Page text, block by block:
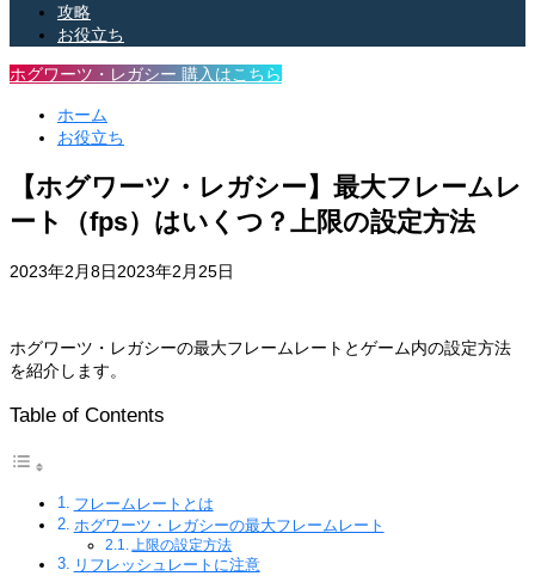
攻略
お役立ち
ホグワーツ・レガシー 購入はこちら
ホーム
お役立ち
【ホグワーツ・レガシー】最大フレームレ
ート（fps）はいくつ？上限の設定方法
2023年2月8日2023年2月25日
ホグワーツ・レガシーの最大フレームレートとゲーム内の設定方法
を紹介します。
Table of Contents
フレームレートとは
ホグワーツ・レガシーの最大フレームレート
上限の設定方法
リフレッシュレートに注意